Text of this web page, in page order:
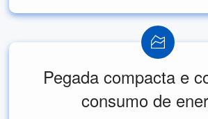
Pegada compacta e
consumo de